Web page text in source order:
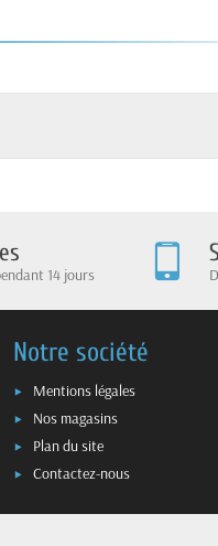
14 jours
Notre société
Mentions légales
Nos magasins
Plan du site
Contactez-nous